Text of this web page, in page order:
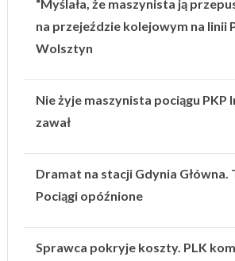
“Myślała, że maszynista ją
na przejeździe kolejowym na linii
Wolsztyn
Nie żyje maszynista pociągu PKP
zawał
Dramat na stacji Gdynia Główna.
Pociągi opóźnione
Sprawca pokryje koszty. PLK